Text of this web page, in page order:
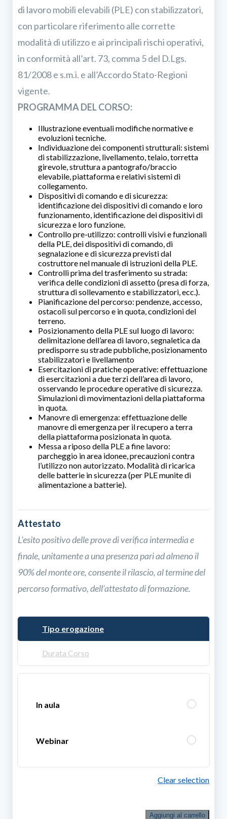
di lavoro mobili elevabili (PLE) con stabilizzatori,
con particolare riferimento alle corrette
modalità di utilizzo e ai principali rischi operativi,
in conformità all’art. 73, comma 5 del D.Lgs.
81/2008 e s.m.i. e all’Accordo Stato-Regioni
vigente.
PROGRAMMA DEL CORSO:
Illustrazione eventuali modifiche normative e
evoluzioni tecniche.
Individuazione dei componenti strutturali: sistemi
di stabilizzazione, livellamento, telaio, torretta
girevole, struttura a pantografo/braccio
elevabile, piattaforma e relativi sistemi di
collegamento.
Dispositivi di comando e di sicurezza:
identificazione dei dispositivi di comando e loro
funzionamento, identificazione dei dispositivi di
sicurezza e loro funzione.
Controllo pre-utilizzo: controlli visivi e funzionali
della PLE, dei dispositivi di comando, di
segnalazione e di sicurezza previsti dal
costruttore nel manuale di istruzioni della PLE.
Controlli prima del trasferimento su strada:
verifica delle condizioni di assetto (presa di forza,
struttura di sollevamento e stabilizzatori, ecc.).
Pianificazione del percorso: pendenze, accesso,
ostacoli sul percorso e in quota, condizioni del
terreno.
Posizionamento della PLE sul luogo di lavoro:
delimitazione dell’area di lavoro, segnaletica da
predisporre su strade pubbliche, posizionamento
stabilizzatori e livellamento
Esercitazioni di pratiche operative: effettuazione
di esercitazioni a due terzi dell’area di lavoro,
osservando le procedure operative di sicurezza.
Simulazioni di movimentazioni della piattaforma
in quota.
Manovre di emergenza: effettuazione delle
manovre di emergenza per il recupero a terra
della piattaforma posizionata in quota.
Messa a riposo della PLE a fine lavoro:
parcheggio in area idonee, precauzioni contra
l’utilizzo non autorizzato. Modalità di ricarica
delle batterie in sicurezza (per PLE munite di
alimentazione a batterie).
Attestato
L’esito positivo delle prove di verifica intermedia e
finale, unitamente a una presenza pari ad almeno il
90% del monte ore, consente il rilascio, al termine del
percorso formativo, dell’attestato di formazione.
Tipo erogazione
Durata Corso
In aula
Webinar
Clear selection
Corso
Aggiungi al carrello